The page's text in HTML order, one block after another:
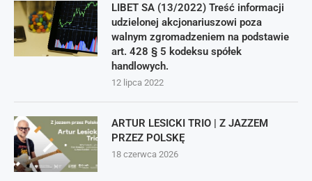
LIBET SA (13/2022) Treść informacji
udzielonej akcjonariuszowi poza
walnym zgromadzeniem na podstawie
art. 428 § 5 kodeksu spółek
handlowych.
12 lipca 2022
ARTUR LESICKI TRIO | Z JAZZEM
PRZEZ POLSKĘ
18 czerwca 2026